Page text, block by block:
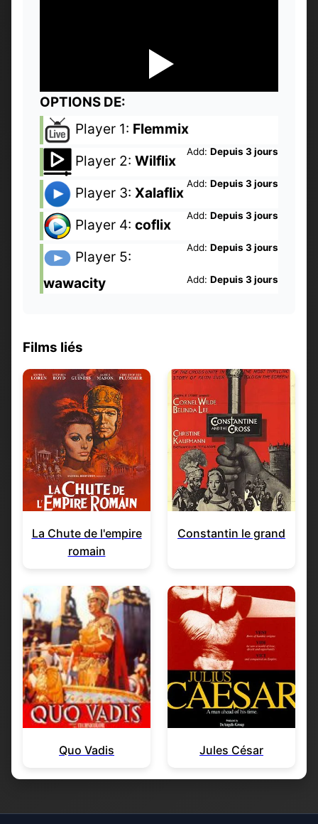
OPTIONS DE:
Player 1: Flemmix
Add: Depuis 3 jours
Player 2: Wilflix
Add: Depuis 3 jours
Player 3: Xalaflix
Add: Depuis 3 jours
Player 4: coflix
Add: Depuis 3 jours
Player 5:
wawacity
Add: Depuis 3 jours
Films liés
La Chute de l'empire
romain
Constantin le grand
Quo Vadis Jules César